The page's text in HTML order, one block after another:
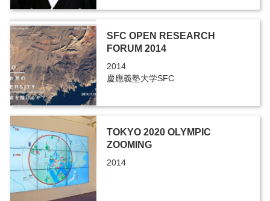
SFC OPEN RESEARCH
FORUM 2014
2014
慶應義塾大学SFC
TOKYO 2020 OLYMPIC
ZOOMING
2014